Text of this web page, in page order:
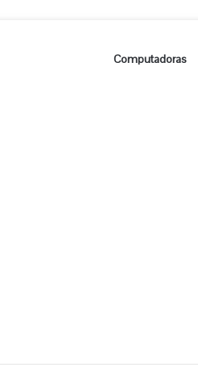
Computadoras